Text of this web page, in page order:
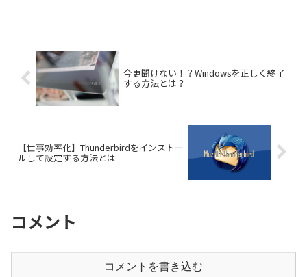
今更聞けない！？Windowsを正しく終了
する方法とは？
【仕事効率化】Thunderbirdをインストー
ルして設定する方法とは
コメント
コメントを書き込む